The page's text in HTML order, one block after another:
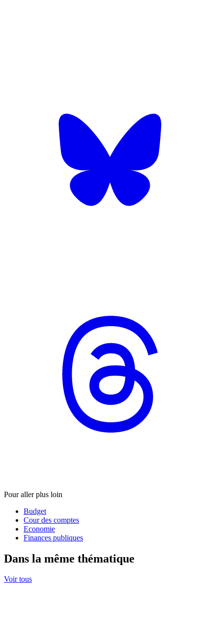
Pour aller plus loin
Budget
Cour des comptes
Economie
Finances publiques
Dans la même thématique
Voir tous